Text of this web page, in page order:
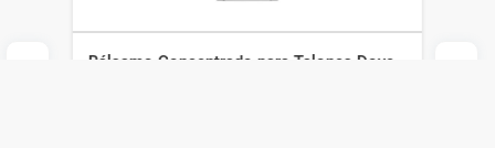
Bálsamo Concentrado para Talones Dove